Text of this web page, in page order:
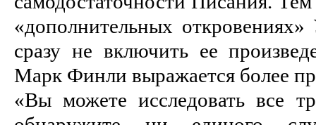
«дополнительных
сразу не включить ее
Марк Финли выражается более
«Вы можете исследовать все